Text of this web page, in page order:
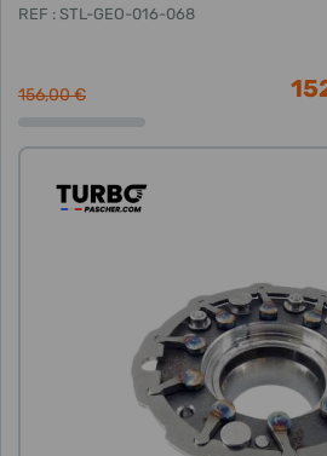
REF : STL-GEO-016-068
156,00 €